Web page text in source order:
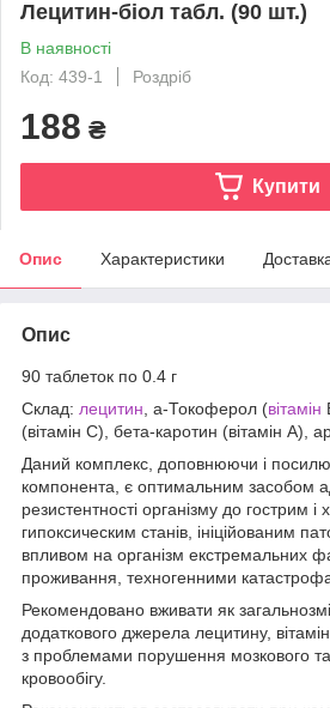
Лецитин-біол табл. (90 шт.)
В наявності
Код: 439-1
Роздріб
188 ₴
Купити
Опис Характеристики
Опис
90 таблеток по 0.4 г
Склад: лецитин , а-Токоферол (вітамін
(вітамін С), бета-каротин (вітамін А),
Даний комплекс, доповнюючи і
компонента, є оптимальним засобом
резистентності організму до гострим і
гипоксическим станів, ініційованим
впливом на організм екстремальних
проживання, техногенними
Рекомендовано вживати як
додаткового джерела лецитину,
з проблемами порушення мозкового
кровообігу.